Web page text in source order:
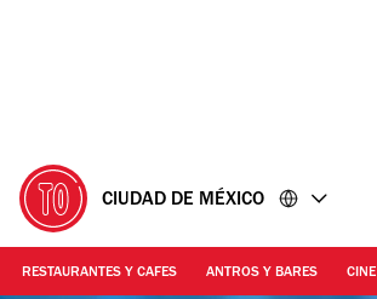
CIUDAD DE MÉXICO
RESTAURANTES Y CAFES ANTROS Y BARES CINE